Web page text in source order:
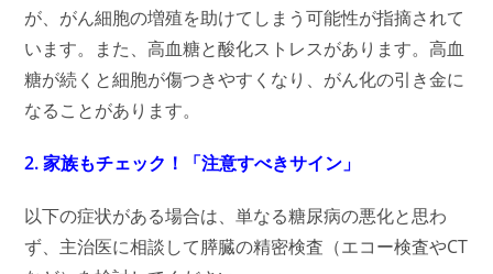
が、がん細胞の増殖を助けてしまう可能性が指摘されて
います。また、高血糖と酸化ストレスがあります。高血
糖が続くと細胞が傷つきやすくなり、がん化の引き金に
なることがあります。
2. 家族もチェック！「注意すべきサイン」
以下の症状がある場合は、単なる糖尿病の悪化と思わ
ず、主治医に相談して膵臓の精密検査（エコー検査やCT